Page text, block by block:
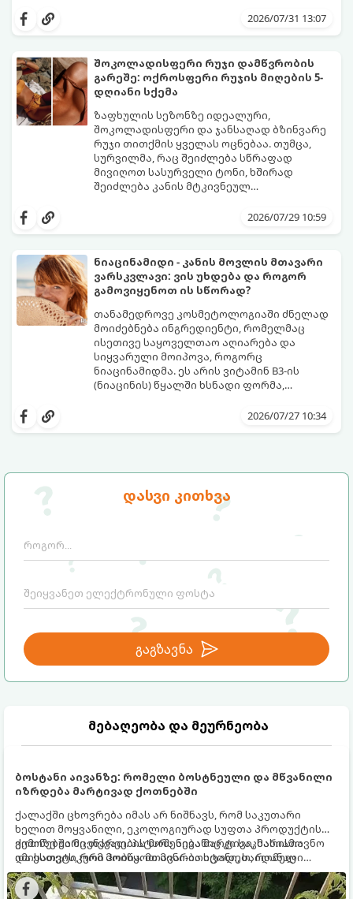
დასვი კითხვა
გაგზავნა
მებაღეობა და მეურნეობა
ბოსტანი აივანზე: რომელი ბოსტნეული და მწვანილი
იზრდება მარტივად ქოთნებში
ქალაქში ცხოვრება იმას არ ნიშნავს, რომ საკუთარი
ხელით მოყვანილი, ეკოლოგიურად სუფთა პროდუქტის
გემოზე უარი თქვათ. პატარა აივანიც კი საკმარისია
იმისათვის, რომ მოიწყოთ მინი-ბოსტანი, საიდანაც
ყოველდღიურად ახალ, არომატულ მწვანილსა და
ბოსტნეულს მოკრეფთ.
ქოთნებში მცენარეების მოშენება მარტივი, სასიამოვნო
და ესთეტიკური ჰობია. მთავარია იცოდეთ, რომელი
კულტურები ეგუებიან ქოთნის პირობებს ყველაზე კარგად
და როგორ მოუაროთ მათ სწორად.
იღლიებში უსიამოვნო სუნი გაჩნდა,
სუნი არ აქვს. სუნს აჩენენ ბაქტერიები,
შესაბამისად, ჩვენი მიზანია ამ
ბაქტერიების განადგურება და კანის
გამოშრობა.
აი, 5 ყველაზე ეფექტური,
აპრობირებული და ნაცადი ხერხი,
რომლებიც ნებისმიერ ოფისში, კაფესა
თუ საზოგადოებრივ ტუალეტში, სულ
რაღაც 2 წუთში გადაგარჩენთ:
2026/07/31 13:07
შოკოლადისფერი რუჯი დამწვრობის
გარეშე: ოქროსფერი რუჯის მიღების 5-
დღიანი სქემა
ზაფხულის სეზონზე იდეალური,
შოკოლადისფერი და ჯანსაღად ბზინვარე
რუჯი თითქმის ყველას ოცნებაა. თუმცა,
სურვილმა, რაც შეიძლება სწრაფად
მივიღოთ სასურველი ტონი, ხშირად
შეიძლება კანის მტკივნეულ
გამოიმუშაოს მელანინი - პიგმენტი,
5-დღიანი სქემა დაგეხმარებათ, მიიღოთ
ღრმა, თანაბარი და ხანგრძლივი რუჯი
კანის ჯანმრთელობის დაზიანების გარეშე.
2026/07/29 10:59
ნიაცინამიდი - კანის მოვლის მთავარი
ვარსკვლავი: ვის უხდება და როგორ
გამოვიყენოთ ის სწორად?
თანამედროვე კოსმეტოლოგიაში ძნელად
მოიძებნება ინგრედიენტი, რომელმაც
ისეთივე საყოველთაო აღიარება და
სიყვარული მოიპოვა, როგორც
ნიაცინამიდმა. ეს არის ვიტამინ B3-ის
(ნიაცინის) წყალში ხსნადი ფორმა,
კანისთვის ნამდვილი „მაშველი რგოლია“.
თავის მოვლის რუტინის შეუცვლელი
2026/07/27 10:34